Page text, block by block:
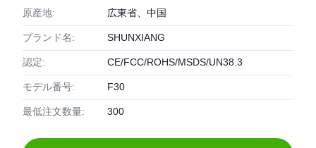
原産地: 広東省、中国
ブランド名: SHUNXIANG
認定: CE/FCC/ROHS/MSDS/UN38.3
モデル番号: F30
最低注文数量: 300